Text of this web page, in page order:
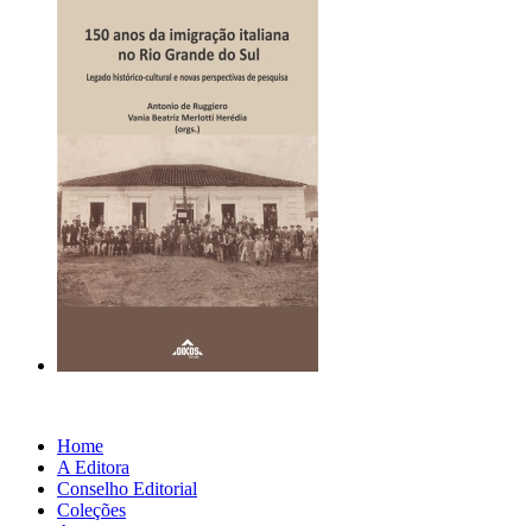
Home
A Editora
Conselho Editorial
Coleções